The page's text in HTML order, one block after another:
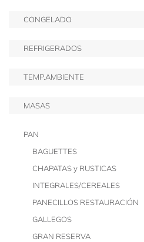
CONGELADO
REFRIGERADOS
TEMP.AMBIENTE
MASAS
PAN
BAGUETTES
CHAPATAS y RUSTICAS
INTEGRALES/CEREALES
PANECILLOS RESTAURACIÓN
GALLEGOS
GRAN RESERVA